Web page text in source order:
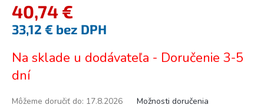
40,74 €
33,12 € bez DPH
cena:
Na sklade u dodávateľa - Doručenie 3-5
dní
Môžeme doručiť do: 17.8.2026 Možnosti doručenia